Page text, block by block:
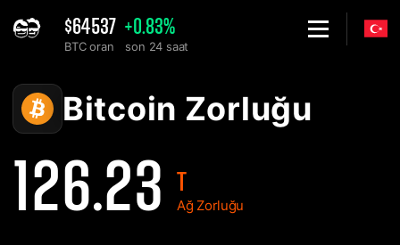
$64537
BTC oran
+0.83%
son 24 saat
Bitcoin BTC Ağ Zorluk Grafiği - 2Miners
Bitcoin Zorluğu
126.23T
Ağ Zorluğu